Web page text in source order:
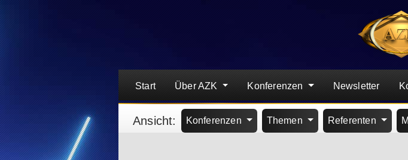
Start Über AZK Konferenzen Newsletter
Ansicht: Konferenzen Themen Referenten